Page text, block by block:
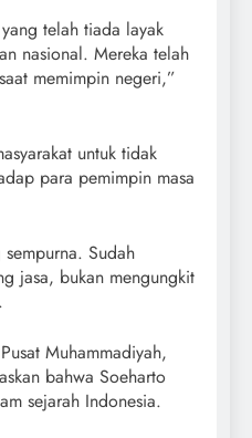
telah tiada layak
nasional. Mereka telah
memimpin negeri,”
untuk tidak
para pemimpin masa
Sudah
jasa, bukan mengungkit
Muhammadiyah,
bahwa Soeharto
sejarah Indonesia.